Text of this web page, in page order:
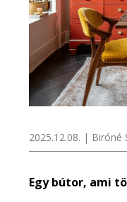
2025.12.08. | Biróné
Egy bútor, ami